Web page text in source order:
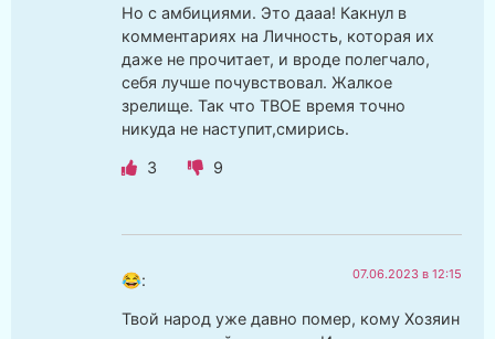
Но с амбициями. Это дааа! Какнул в
комментариях на Личность, которая их
даже не прочитает, и вроде полегчало,
себя лучше почувствовал. Жалкое
зрелище. Так что ТВОЕ время точно
никуда не наступит,смирись.
3 9
😂: 07.06.2023 в 12:15
Твой народ уже давно помер, кому Хозяин